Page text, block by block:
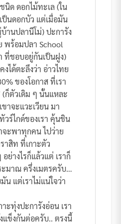
ด ดอกไม้ทะเล (ใน
นดอกบัว แต่เมื่อมัน
านปลานีโม่) ปะการัง
พร้อมปลา School
ที่ชอบอยู่กันเป็นฝูง)
ได้ตะลึงว่า อ่าวไทย
ของโอกาส ที่เรา
ก็ตัวเดิม ๆ นั้นแหละ
าจะแวะเวียน มา
ร์ไกด์ของเรา คุ้นชิน
จะพาทุกคน ไปว่าย
าสิท ที่เกาะตัว
ย่างไรก็แล้วแต่ เราก็
ะมาณ ครึ่งเมตรครับ…
แต่เราไม่แน่ใจว่า
ะทุ่งปะการังอ่อน เรา
แข็งกันต่อครับ.. ตรงนี้